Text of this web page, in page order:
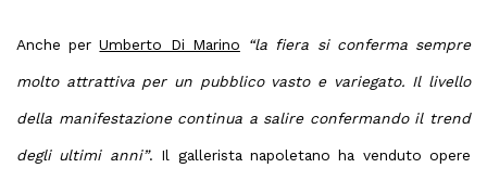
Anche perUmberto Di Marino “la fiera si conferma sempre
molto attrattiva per un pubblico vasto e variegato. Il livello
della manifestazione continua a salire confermando il trend
degli ultimi anni”. Il gallerista napoletano ha venduto opere